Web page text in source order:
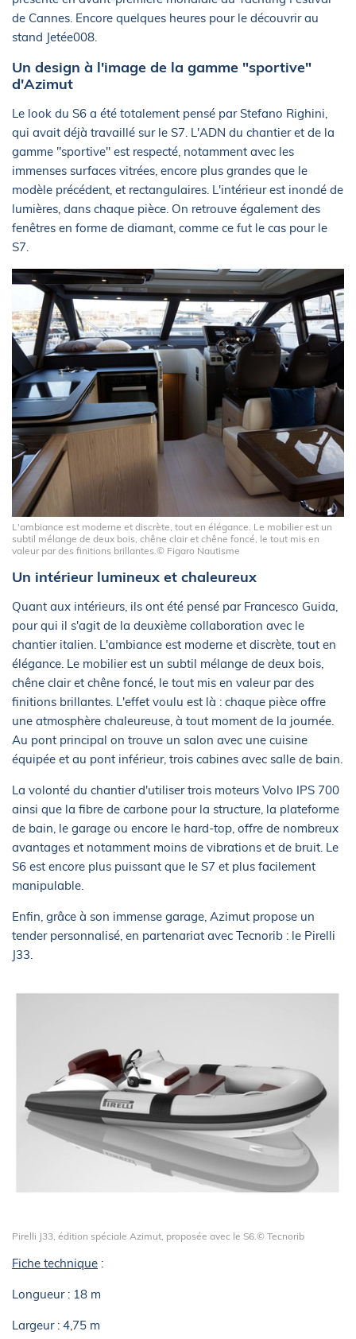
de Cannes. Encore quelques heures pour le découvrir au
stand Jetée008.
Un design à l'image de la gamme "sportive"
d'Azimut
Le look du S6 a été totalement pensé par Stefano Righini,
qui avait déjà travaillé sur le S7. L'ADN du chantier et de la
gamme "sportive" est respecté, notamment avec les
immenses surfaces vitrées, encore plus grandes que le
modèle précédent, et rectangulaires. L'intérieur est inondé de
lumières, dans chaque pièce. On retrouve également des
fenêtres en forme de diamant, comme ce fut le cas pour le
S7.
L'ambiance est moderne et discrète, tout en élégance. Le mobilier est un
subtil mélange de deux bois, chêne clair et chêne foncé, le tout mis en
valeur par des finitions brillantes.© Figaro Nautisme
Un intérieur lumineux et chaleureux
Quant aux intérieurs, ils ont été pensé par Francesco Guida,
pour qui il s'agit de la deuxième collaboration avec le
chantier italien. L'ambiance est moderne et discrète, tout en
élégance. Le mobilier est un subtil mélange de deux bois,
chêne clair et chêne foncé, le tout mis en valeur par des
finitions brillantes. L'effet voulu est là : chaque pièce offre
une atmosphère chaleureuse, à tout moment de la journée.
Au pont principal on trouve un salon avec une cuisine
équipée et au pont inférieur, trois cabines avec salle de bain.
La volonté du chantier d'utiliser trois moteurs Volvo IPS 700
ainsi que la fibre de carbone pour la structure, la plateforme
de bain, le garage ou encore le hard-top, offre de nombreux
avantages et notamment moins de vibrations et de bruit. Le
S6 est encore plus puissant que le S7 et plus facilement
manipulable.
Enfin, grâce à son immense garage, Azimut propose un
tender personnalisé, en partenariat avec Tecnorib : le Pirelli
J33.
Pirelli J33, édition spéciale Azimut, proposée avec le S6.© Tecnorib
Fiche technique :
Longueur : 18 m
Largeur : 4,75 m